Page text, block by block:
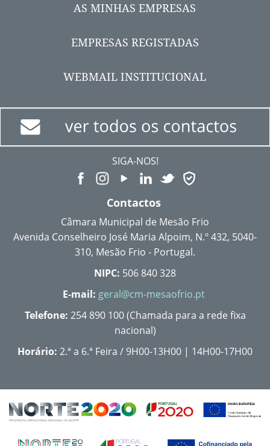
AS MINHAS EMPRESAS
EMPRESAS REGISTADAS
WEBMAIL INSTITUCIONAL
SIGA-NOS!
Contactos
Câmara Municipal de Mesão Frio
Avenida Conselheiro José Maria Alpoim, N.º 432, 5040-
310, Mesão Frio - Portugal.
NIPC: 506 840 328
E-mail: geral@cm-mesaofrio.pt
Telefone: 254 890 100 (Chamada para a rede fixa
nacional)
Horário: 2.ª a 6.ª Feira / 9H00-13H00 | 14H00-17H00